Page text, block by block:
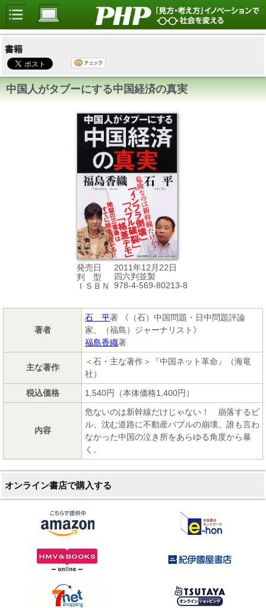
書籍
中国人がタブーにする中国経済の真実
発売日
2011年12月22日
判 型
四六判並製
ＩＳＢＮ
978-4-569-80213-8
著者
石 平著 《（石）中国問題・日中問題評論
家、（福島）ジャーナリスト》
福島香織著
主な著作
＜石・主な著作＞『中国ネット革命』（海竜
社）
税込価格
1,540円（本体価格1,400円）
内容
危ないのは新幹線だけじゃない！ 崩落するビ
ル、沈む道路に不動産バブルの崩壊。誰も言わ
なかった中国の泣き所をあらゆる角度から暴
く。
オンライン書店で購入する